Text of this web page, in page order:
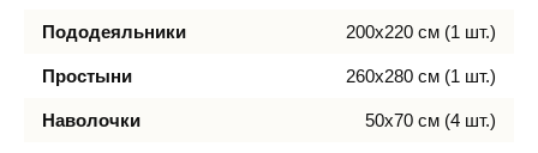
Пододеяльники 200х220 см (1 шт.)
Простыни 260х280 см (1 шт.)
Наволочки 50х70 см (4 шт.)